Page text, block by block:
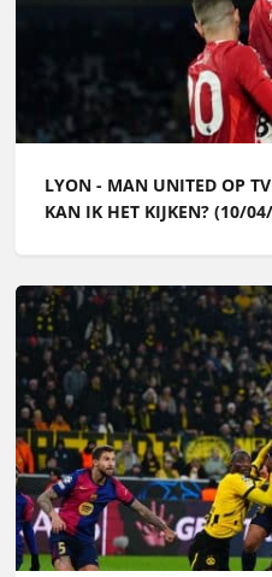
LYON - MAN UNITED OP
KAN IK HET KIJKEN? (10/